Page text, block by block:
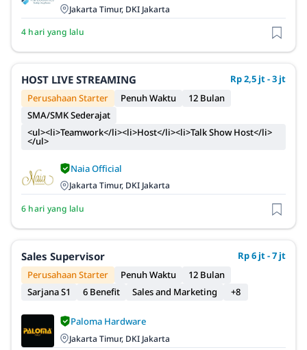
Jakarta Timur, DKI Jakarta
4 hari yang lalu
HOST LIVE STREAMING
Rp 2,5 jt - 3 jt
Perusahaan Starter
Penuh Waktu
12 Bulan
SMA/SMK Sederajat
<ul><li>Teamwork</li><li>Host</li><li>Talk Show Host</li>
</ul>
Naia Official
Jakarta Timur, DKI Jakarta
6 hari yang lalu
Sales Supervisor
Rp 6 jt - 7 jt
Perusahaan Starter
Penuh Waktu
12 Bulan
Sarjana S1
6 Benefit Sales and Marketing +8
Paloma Hardware
Jakarta Timur, DKI Jakarta